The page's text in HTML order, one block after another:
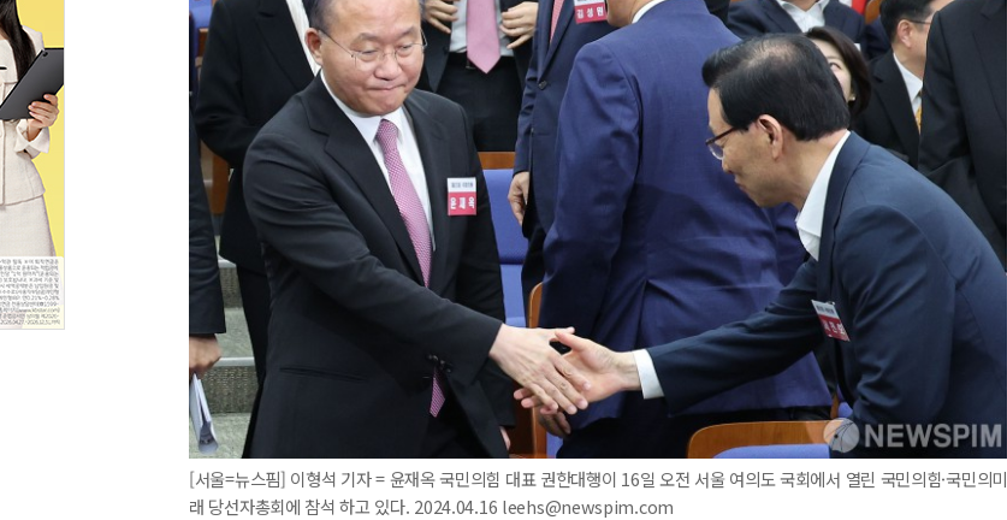
[서울=뉴스핌] 이형석 기자 = 윤재옥 국민의힘 대표 권한대행이 16일 오전 서울 여의도 국회에서 열린 국민의힘·국민의미
래 당선자총회에 참석 하고 있다. 2024.04.16 leehs@newspim.com